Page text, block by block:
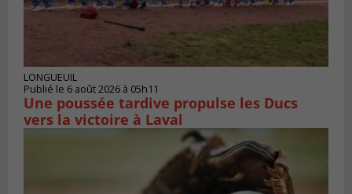
LONGUEUIL
Publié le 6 août 2026 à 05h11
Une poussée tardive propulse les Ducs
vers la victoire à Laval